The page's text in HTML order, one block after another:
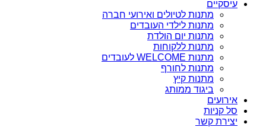
עיסקיים
מתנות לטיולים ואירועי חברה
מתנות לילדי העובדים
מתנות יום הולדת
מתנות ללקוחות
מתנות WELCOME לעובדים
מתנות לחורף
מתנות קיץ
ביגוד ממותג
אירועים
סל קניות
יצירת קשר